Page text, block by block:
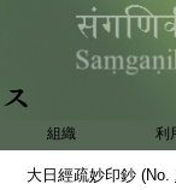
組織 利
大日經疏妙印鈔 (No.
寂然金剛。九大金
剛。十二廣眼金剛
疏云大金剛金剛。直
已上經列名也。各
二從此壇下。明諸